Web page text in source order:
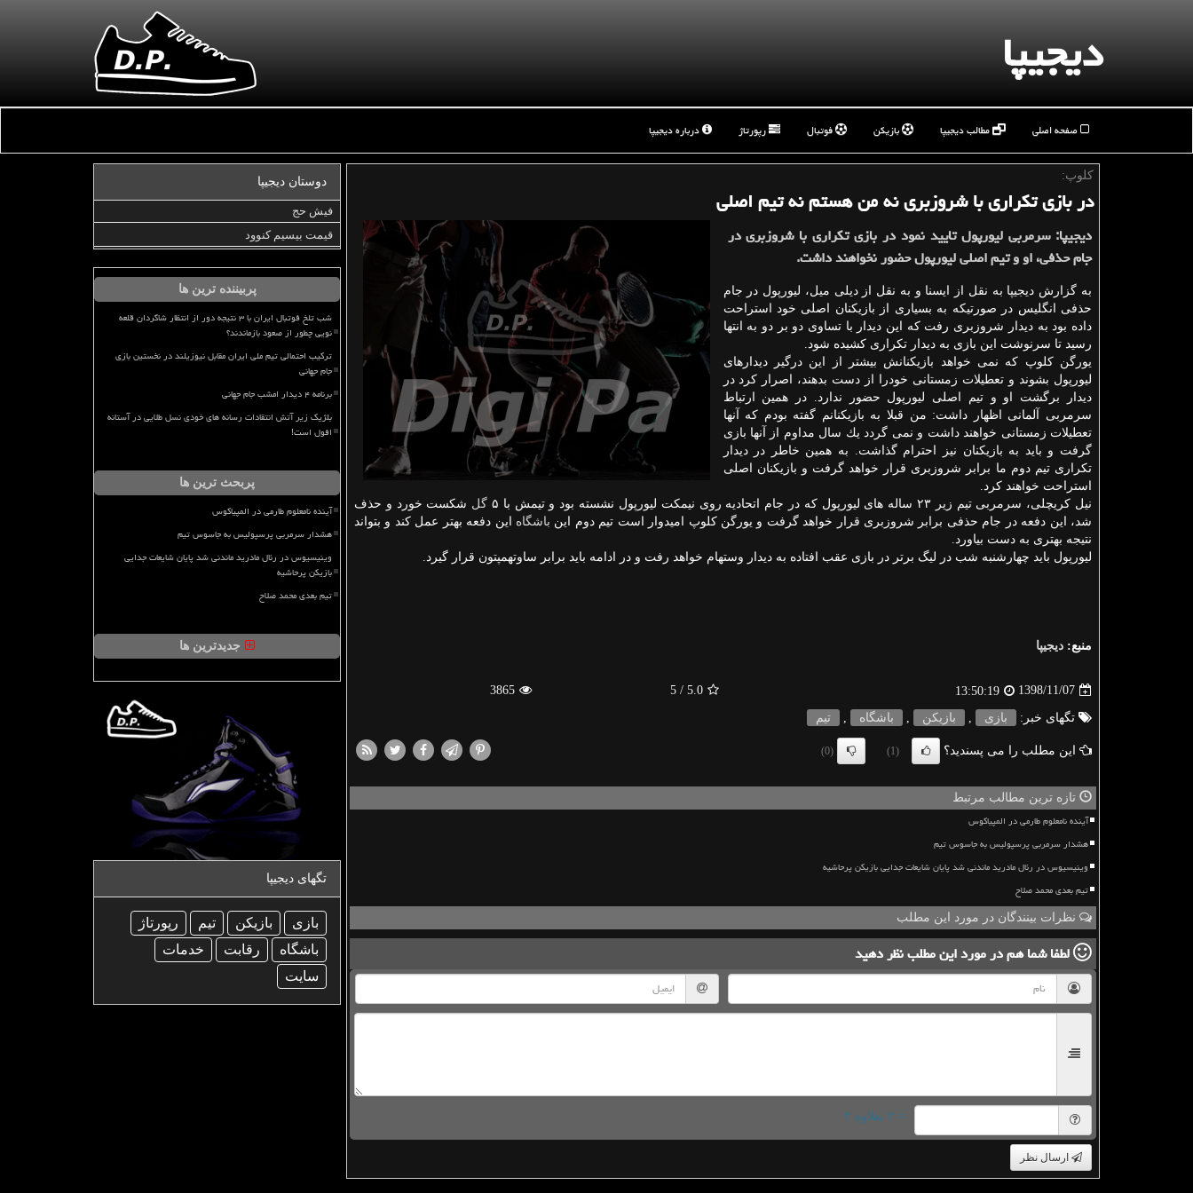
دیجیپا
صفحه اصلی مطالب دیجیپا بازیکن فوتبال رپورتاژ درباره دیجیپا
كلوپ:
در بازی تكراری با شروزبری نه من هستم نه تیم اصلی
دیجیپا: سرمربی لیورپول تایید نمود در بازی تكراری با شروزبری در
جام حذفی، او و تیم اصلی لیورپول حضور نخواهند داشت.
به گزارش دیجیپا به نقل از ایسنا و به نقل از دیلی میل، لیورپول در جام
حذفی انگلیس در صورتیكه به بسیاری از بازیكنان اصلی خود استراحت
داده بود به دیدار شروزبری رفت كه این دیدار با تساوی دو بر دو به انتها
رسید تا سرنوشت این بازی به دیدار تكراری كشیده شود.
یورگن كلوپ كه نمی خواهد بازیكنانش بیشتر از این درگیر دیدارهای
لیورپول بشوند و تعطیلات زمستانی خودرا از دست بدهند، اصرار كرد در
دیدار برگشت او و تیم اصلی لیورپول حضور ندارد. در همین ارتباط
سرمربی آلمانی اظهار داشت: من قبلا به بازیكنانم گفته بودم كه آنها
تعطیلات زمستانی خواهند داشت و نمی گردد یك سال مداوم از آنها بازی
گرفت و باید به بازیكنان نیز احترام گذاشت. به همین خاطر در دیدار
تكراری تیم دوم ما برابر شروزبری قرار خواهد گرفت و بازیكنان اصلی
استراحت خواهند كرد.
نیل كریچلی، سرمربی تیم زیر ۲۳ ساله های لیورپول كه در جام اتحادیه روی نیمكت لیورپول نشسته بود و تیمش با ۵
گل شكست خورد و حذف
شد، این دفعه در جام حذفی برابر شروزبری قرار خواهد گرفت و یورگن كلوپ امیدوار است تیم دوم این باشگاه این دفعه بهتر عمل كند و بتواند
نتیجه بهتری به دست بیاورد.
لیورپول باید چهارشنبه شب در لیگ برتر در بازی عقب افتاده به دیدار وستهام خواهد رفت و در ادامه باید برابر ساوتهمپتون قرار گیرد.
منبع: دیجیپا
1398/11/07
13:50:19
5.0
/ 5
3865
تگهای خبر: بازی بازیكن باشگاه تیم
این مطلب را می پسندید؟ (1)
(0)
تازه ترین مطالب مرتبط
آینده نامعلوم طارمی در المپیاکوس
هشدار سرمربی پرسپولیس به جاسوس تیم
وینیسیوس در رئال مادرید ماندنی شد پایان شایعات جدایی بازیکن پرحاشیه
تیم بعدی محمد صلاح
نظرات بینندگان در مورد این مطلب
لطفا شما همدر مورد این مطلبنظر دهید
= ۲ بعلاوه ۲
ارسال نظر
دوستان دیجیپا
فیش حج
قیمت بیسیم کنوود
پربیننده ترین ها
شب تلخ فوتبال ایران با ۳ نتیجه دور از انتظار شاگردان قلعه
نویی چطور از صعود بازماندند؟
ترکیب احتمالی تیم ملی ایران مقابل نیوزیلند در نخستین بازی
جام جهانی
برنامه ۴ دیدار امشب جام جهانی
بلژیک زیر آتش انتقادات رسانه های خودی نسل طلایی در آستانه
افول است!
پربحث ترین ها
آینده نامعلوم طارمی در المپیاکوس
هشدار سرمربی پرسپولیس به جاسوس تیم
وینیسیوس در رئال مادرید ماندنی شد پایان شایعات جدایی
بازیکن پرحاشیه
تیم بعدی محمد صلاح
جدیدترین ها
تگهای دیجیپا
بازی بازیكن تیم
رپورتاژ
باشگاه
رقابت
خدمات
سایت